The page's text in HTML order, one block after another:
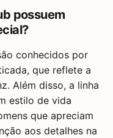
possuem
conhecidos por
que reflete a
Além disso, a linha
estilo de vida
que apreciam
aos detalhes na